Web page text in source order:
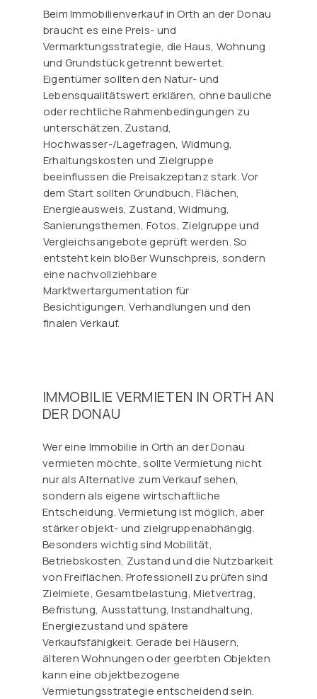
Beim Immobilienverkauf in Orth an der Donau
braucht es eine Preis- und
Vermarktungsstrategie, die Haus, Wohnung
und Grundstück getrennt bewertet.
Eigentümer sollten den Natur- und
Lebensqualitätswert erklären, ohne bauliche
oder rechtliche Rahmenbedingungen zu
unterschätzen. Zustand,
Hochwasser-/Lagefragen, Widmung,
Erhaltungskosten und Zielgruppe
beeinflussen die Preisakzeptanz stark. Vor
dem Start sollten Grundbuch, Flächen,
Energieausweis, Zustand, Widmung,
Sanierungsthemen, Fotos, Zielgruppe und
Vergleichsangebote geprüft werden. So
entsteht kein bloßer Wunschpreis, sondern
eine nachvollziehbare
Marktwertargumentation für
Besichtigungen, Verhandlungen und den
finalen Verkauf.
IMMOBILIE VERMIETEN IN ORTH AN
DER DONAU
Wer eine Immobilie in Orth an der Donau
vermieten möchte, sollte Vermietung nicht
nur als Alternative zum Verkauf sehen,
sondern als eigene wirtschaftliche
Entscheidung. Vermietung ist möglich, aber
stärker objekt- und zielgruppenabhängig.
Besonders wichtig sind Mobilität,
Betriebskosten, Zustand und die Nutzbarkeit
von Freiflächen. Professionell zu prüfen sind
Zielmiete, Gesamtbelastung, Mietvertrag,
Befristung, Ausstattung, Instandhaltung,
Energiezustand und spätere
Verkaufsfähigkeit. Gerade bei Häusern,
älteren Wohnungen oder geerbten Objekten
kann eine objektbezogene
Vermietungsstrategie entscheidend sein.